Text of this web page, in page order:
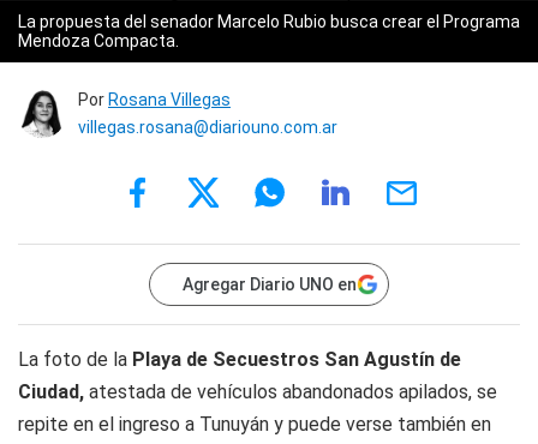
La propuesta del senador Marcelo Rubio busca crear el Programa
Mendoza Compacta.
Por Rosana Villegas
villegas.rosana@diariouno.com.ar
Agregar Diario UNO en
La foto de la Playa de Secuestros San Agustín de
Ciudad, atestada de vehículos abandonados apilados, se
repite en el ingreso a Tunuyán y puede verse también en